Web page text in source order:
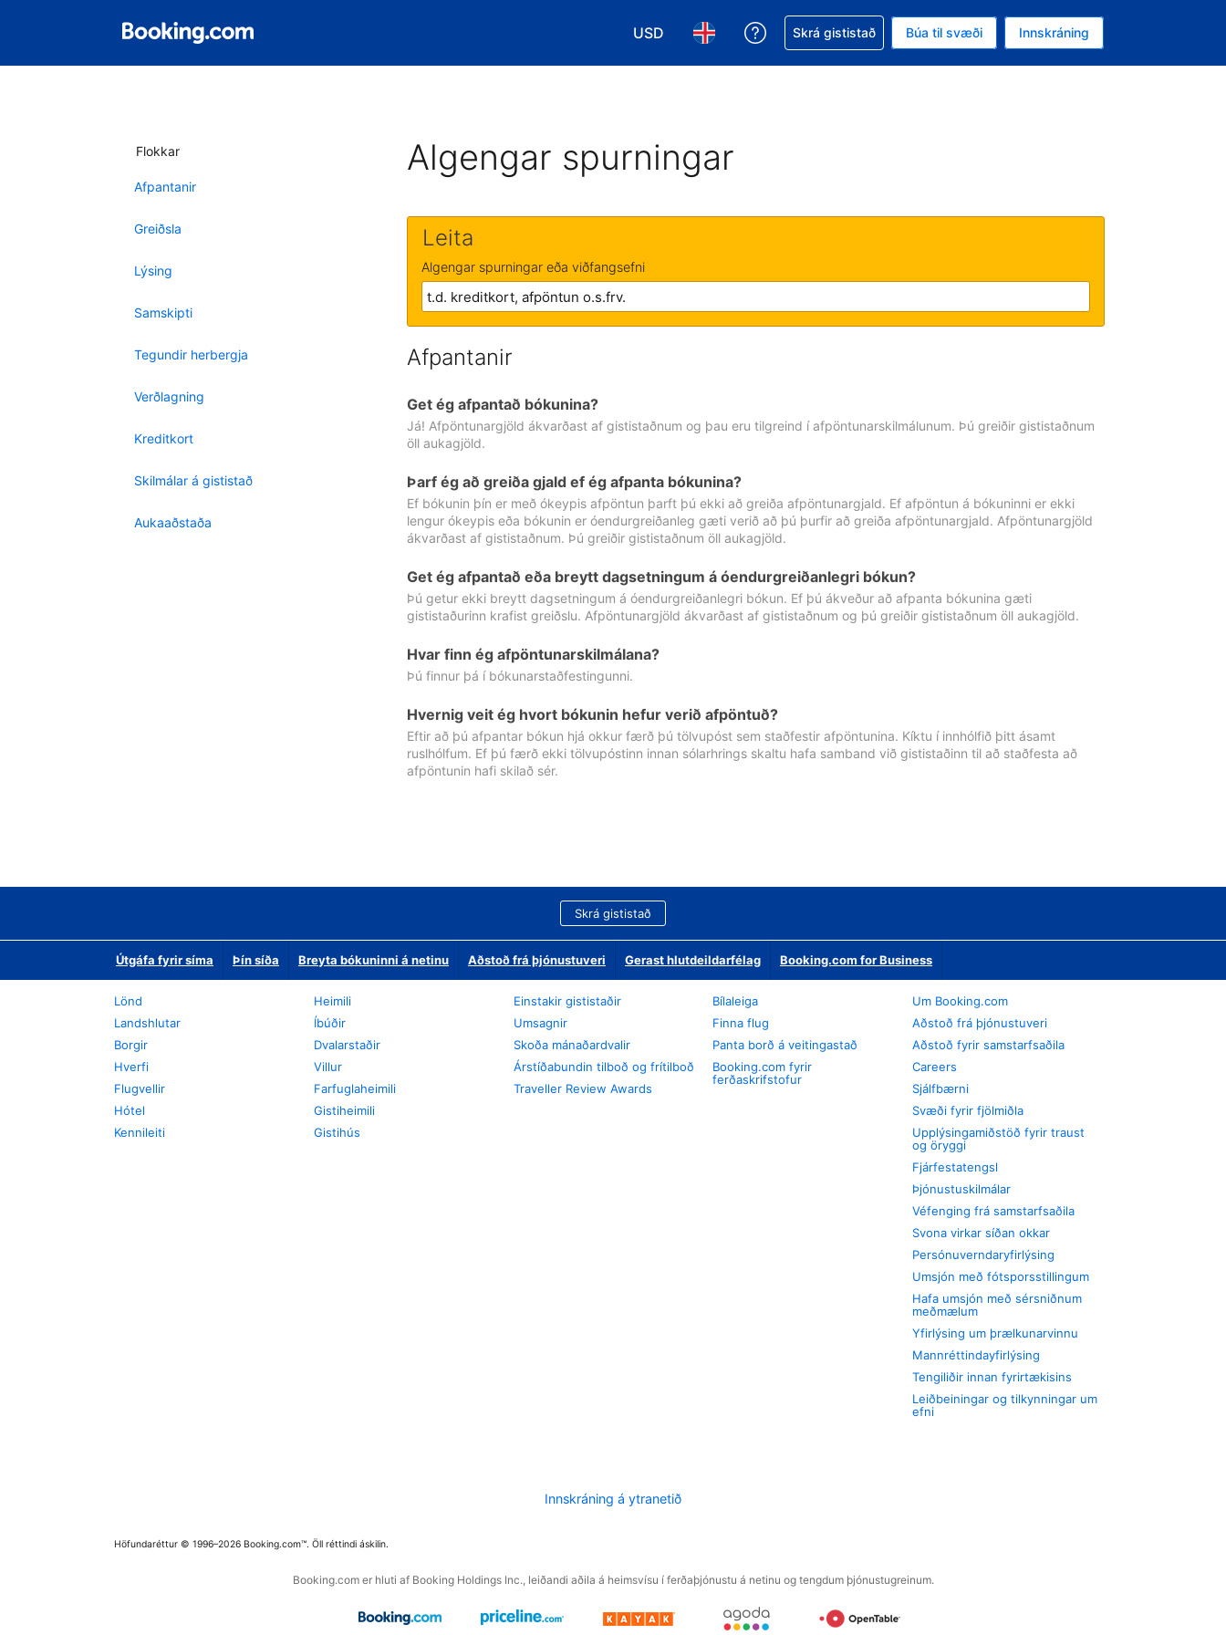
USD
Veldu gjaldmiðil. Í augnablikinu er gjaldmiðillinn Bandaríkjadalur
Veldu þitt tungumál. Í augnablikinu er tungumál þitt Íslensku
Fá aðstoð við bókunina
Skrá gististað Búa til svæði Innskráning
Flokkar
Afpantanir
Greiðsla
Lýsing
Samskipti
Tegundir herbergja
Verðlagning
Kreditkort
Skilmálar á gististað
Aukaaðstaða
Algengar spurningar
Leita
Algengar spurningar eða viðfangsefni
Afpantanir
Get ég afpantað bókunina?
Já! Afpöntunargjöld ákvarðast af gististaðnum og þau eru tilgreind í afpöntunarskilmálunum. Þú greiðir gististaðnum
öll aukagjöld.
Þarf ég að greiða gjald ef ég afpanta bókunina?
Ef bókunin þín er með ókeypis afpöntun þarft þú ekki að greiða afpöntunargjald. Ef afpöntun á bókuninni er ekki
lengur ókeypis eða bókunin er óendurgreiðanleg gæti verið að þú þurfir að greiða afpöntunargjald. Afpöntunargjöld
ákvarðast af gististaðnum. Þú greiðir gististaðnum öll aukagjöld.
Get ég afpantað eða breytt dagsetningum á óendurgreiðanlegri bókun?
Þú getur ekki breytt dagsetningum á óendurgreiðanlegri bókun. Ef þú ákveður að afpanta bókunina gæti
gististaðurinn krafist greiðslu. Afpöntunargjöld ákvarðast af gististaðnum og þú greiðir gististaðnum öll aukagjöld.
Hvar finn ég afpöntunarskilmálana?
Þú finnur þá í bókunarstaðfestingunni.
Hvernig veit ég hvort bókunin hefur verið afpöntuð?
Eftir að þú afpantar bókun hjá okkur færð þú tölvupóst sem staðfestir afpöntunina. Kíktu í innhólfið þitt ásamt
ruslhólfum. Ef þú færð ekki tölvupóstinn innan sólarhrings skaltu hafa samband við gististaðinn til að staðfesta að
afpöntunin hafi skilað sér.
Skrá gististað
Útgáfa fyrir síma Þín síða Breyta bókuninni á netinu Aðstoð frá þjónustuveri Gerast hlutdeildarfélag Booking.com for Business
Lönd
Landshlutar
Borgir
Hverfi
Flugvellir
Hótel
Kennileiti
Heimili
Íbúðir
Dvalarstaðir
Villur
Farfuglaheimili
Gistiheimili
Gistihús
Einstakir gististaðir
Umsagnir
Skoða mánaðardvalir
Árstíðabundin tilboð og frítilboð
Traveller Review Awards
Bílaleiga
Finna flug
Panta borð á veitingastað
Booking.com fyrir
ferðaskrifstofur
Um Booking.com
Aðstoð frá þjónustuveri
Aðstoð fyrir samstarfsaðila
Careers
Sjálfbærni
Svæði fyrir fjölmiðla
Upplýsingamiðstöð fyrir traust
og öryggi
Fjárfestatengsl
Þjónustuskilmálar
Véfenging frá samstarfsaðila
Svona virkar síðan okkar
Persónuverndaryfirlýsing
Umsjón með fótsporsstillingum
Hafa umsjón með sérsniðnum
meðmælum
Yfirlýsing um þrælkunarvinnu
Mannréttindayfirlýsing
Tengiliðir innan fyrirtækisins
Leiðbeiningar og tilkynningar um
efni
Innskráning á ytranetið
Höfundaréttur © 1996–2026 Booking.com™. Öll réttindi áskilin.
Booking.com er hluti af Booking Holdings Inc., leiðandi aðila á heimsvísu í ferðaþjónustu á netinu og tengdum þjónustugreinum.